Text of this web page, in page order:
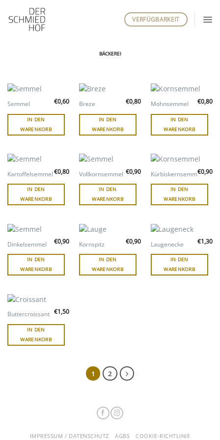
Inhalt
springen
VERFÜGBARKEIT
BÄCKEREI
Semmel €0,60
IN DEN
WARENKORB
Breze €0,80
IN DEN
WARENKORB
Mohnsemmel €0,80
IN DEN
WARENKORB
Kartoffelsemmel€0,80
IN DEN
WARENKORB
Vollkornsemmel €0,90
IN DEN
WARENKORB
Kürbiskernsemmel
€0,90
IN DEN
WARENKORB
Dinkelsemmel €0,90
IN DEN
WARENKORB
Kornspitz €0,90
IN DEN
WARENKORB
Laugenecke €1,30
IN DEN
WARENKORB
Buttercroissant €1,50
IN DEN
WARENKORB
1 2
IMPRESSUM / DATENSCHUTZ AGBS COOKIE-RICHTLINIE